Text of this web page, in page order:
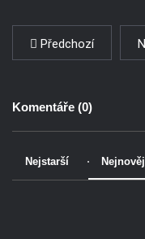
Předchozí
Komentáře (0)
Nejstarší